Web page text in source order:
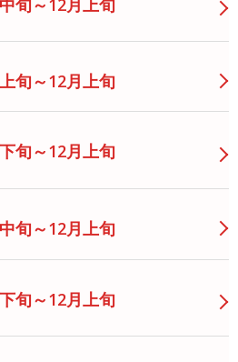
旬～12月上旬
旬～12月上旬
旬～12月上旬
旬～12月上旬